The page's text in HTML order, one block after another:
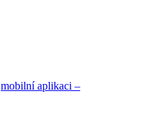
mobilní aplikaci –